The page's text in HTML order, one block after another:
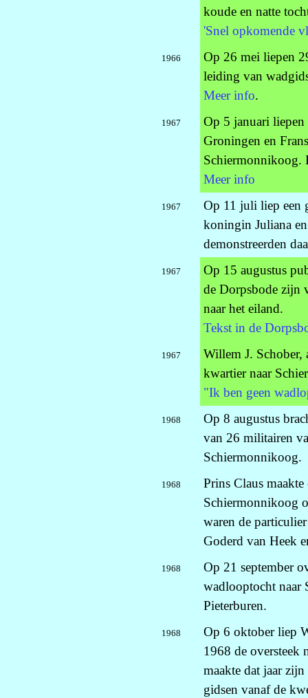
koude en natte
'Snel opkomende
1966
Op 26 mei liepen
leiding van
Meer info.
1967
Op 5 januari
Groningen en
Schiermonnikoog.
Meer info
1967
Op 11 juli liep een
koningin Juliana
demonstreerden
1967
Op 15 augustus
de Dorpsbode zijn
naar het eiland.
Tekst in de
1967
Willem J.
kwartier naar
"Ik ben geen
1968
Op 8 augustus
van 26 militairen
Schiermonnikoog.
1968
Prins Claus
Schiermonnikoog
waren de
Goderd van Heek
1968
Op 21 september
wadlooptocht naar
Pieterburen.
1968
Op 6 oktober liep
1968 de oversteek
maakte dat jaar
gidsen vanaf de